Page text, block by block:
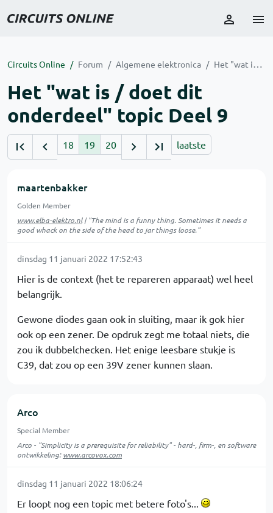
Circuits Online Forum Algemene elektronica Het "wat is / doet dit onderdeel" topic Deel 9
Het "wat is / doet dit
onderdeel" topic Deel 9
18 19 20 laatste
maartenbakker
Golden Member
www.elba-elektro.nl| "The mind is a funny thing. Sometimes it needs a
good whack on the side of the head to jar things loose."
dinsdag 11 januari 2022 17:52:43
Hier is de context (het te repareren apparaat) wel heel
belangrijk.
Gewone diodes gaan ook in sluiting, maar ik gok hier
ook op een zener. De opdruk zegt me totaal niets, die
zou ik dubbelchecken. Het enige leesbare stukje is
C39, dat zou op een 39V zener kunnen slaan.
Arco
Special Member
Arco - "Simplicity is a prerequisite for reliability" - hard-, firm-, en software
ontwikkeling:www.arcovox.com
dinsdag 11 januari 2022 18:06:24
Er loopt nog een topic met betere foto's...